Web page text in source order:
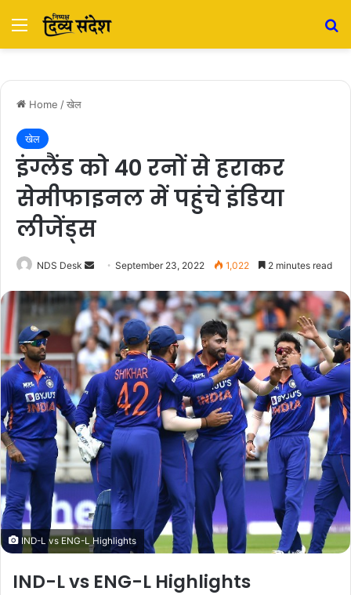
Menu
Home /खेल
खेल
इंग्लैंड को 40 रनों से हराकर
सेमीफाइनल में पहुंचे इंडिया
लीजेंड्स
NDS Desk
n
d
a
n
e
m
a
i
l
September 23, 2022 1,022 2 minutes read
IND-L vs ENG-L Highlights
IND-L vs ENG-L Highlights